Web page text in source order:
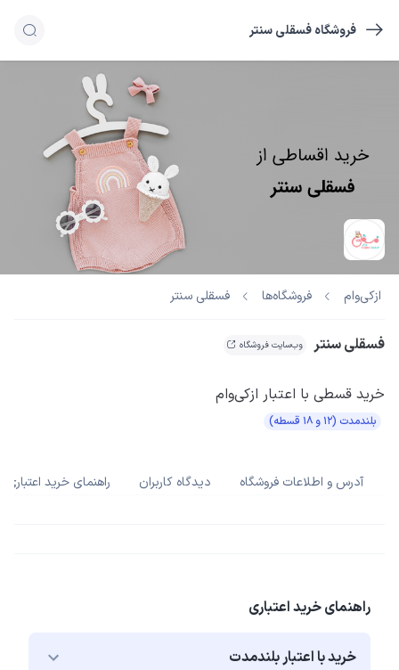
فروشگاه فسقلی سنتر
ازکی‌وام فروشگاه‌ها فسقلی سنتر
فسقلی سنتر وب‌سایت فروشگاه
خرید قسطی با اعتبار ازکی‌وام
بلندمدت (۱۲ و ۱۸ قسطه)
آدرس و اطلاعات فروشگاه دیدگاه کاربران راهنمای خرید اعتباری
راهنمای خرید اعتباری
خرید با اعتبار بلند‌مدت